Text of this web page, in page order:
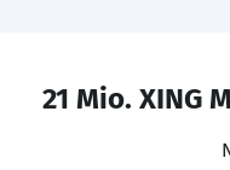
21 Mio. XING